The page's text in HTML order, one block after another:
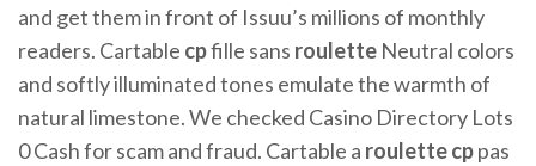
and get them in front of Issuu’s millions of monthly
readers. Cartable cpfille sans roulette Neutral colors
and softly illuminated tones emulate the warmth of
natural limestone. We checked Casino Directory Lots
0 Cash for scam and fraud. Cartable a roulettecppas